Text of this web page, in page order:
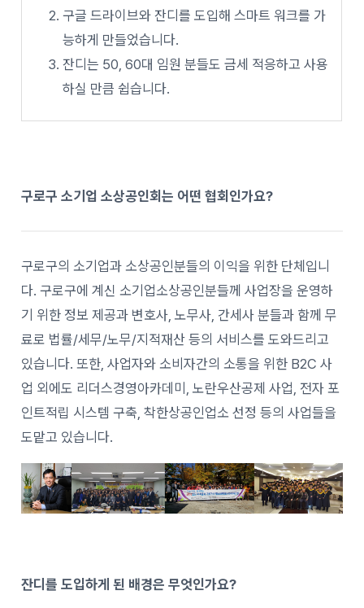
구글 드라이브와 잔디를 도입해 스마트 워크를 가
능하게 만들었습니다.
잔디는 50, 60대 임원 분들도 금세 적응하고 사용
하실 만큼 쉽습니다.
구로구 소기업 소상공인회는 어떤 협회인가요?
구로구의 소기업과 소상공인분들의 이익을 위한 단체입니
다. 구로구에 계신 소기업소상공인분들께 사업장을 운영하
기 위한 정보 제공과 변호사, 노무사, 간세사 분들과 함께 무
료로 법률/세무/노무/지적재산 등의 서비스를 도와드리고
있습니다. 또한, 사업자와 소비자간의 소통을 위한 B2C 사
업 외에도 리더스경영아카데미, 노란우산공제 사업, 전자 포
인트적립 시스템 구축, 착한상공인업소 선정 등의 사업들을
도맡고 있습니다.
잔디를 도입하게 된 배경은 무엇인가요?